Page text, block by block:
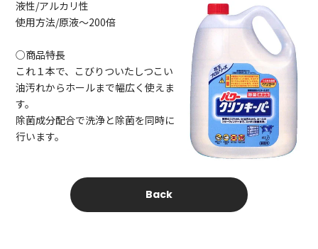
液性/アルカリ性
使用方法/原液～200倍
○商品特長
これ１本で、こびりついたしつこい
油汚れからホールまで幅広く使えま
す。
除菌成分配合で洗浄と除菌を同時に
行います。
Back